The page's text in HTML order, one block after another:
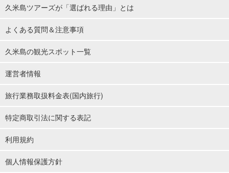
久米島ツアーズが「選ばれる理由」とは
よくある質問＆注意事項
久米島の観光スポット一覧
運営者情報
旅行業務取扱料金表(国内旅行)
特定商取引法に関する表記
利用規約
個人情報保護方針